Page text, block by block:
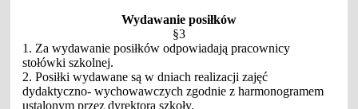
Wydawanie posiłków
§3
1. Za wydawanie posiłków odpowiadają pracownicy
stołówki szkolnej.
2. Posiłki wydawane są w dniach realizacji zajęć
dydaktyczno- wychowawczych zgodnie z harmonogramem
ustalonym przez dyrektora szkoły.